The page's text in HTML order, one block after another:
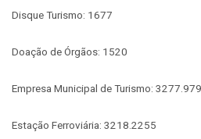
Disque Turismo: 1677
Doação de Órgãos: 1520
Empresa Municipal de Turismo:
Estação Ferroviária: 3218.2255